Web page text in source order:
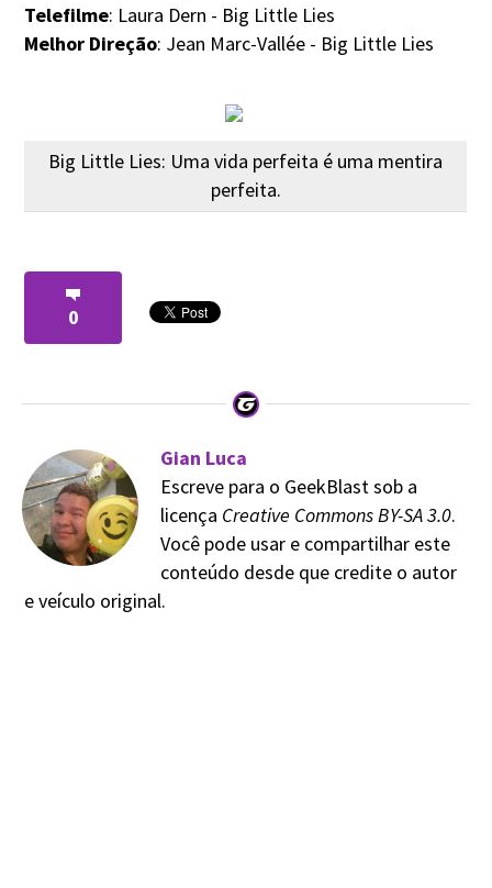
Telefilme: Laura Dern - Big Little Lies
Melhor Direção: Jean Marc-Vallée - Big Little Lies
Big Little Lies: Uma vida perfeita é uma mentira
perfeita.
0
Gian Luca
Escreve para o GeekBlast sob a
licença Creative Commons BY-SA 3.0.
Você pode usar e compartilhar este
conteúdo desde que credite o autor
e veículo original.